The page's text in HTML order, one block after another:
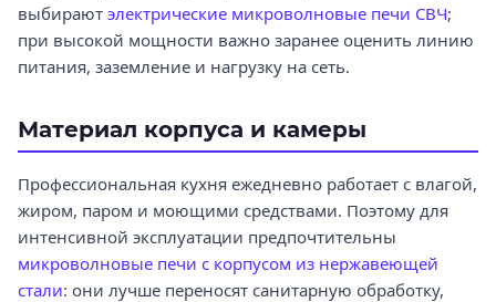
выбирают электрические микроволновые печи СВЧ;
при высокой мощности важно заранее оценить линию
питания, заземление и нагрузку на сеть.
Материал корпуса и камеры
Профессиональная кухня ежедневно работает с влагой,
жиром, паром и моющими средствами. Поэтому для
интенсивной эксплуатации предпочтительны
микроволновые печи с корпусом из нержавеющей
стали: они лучше переносят санитарную обработку,